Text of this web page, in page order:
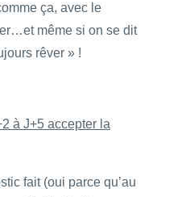
ça, avec le
même si on se dit
rêver » !
à J+5 accepter la
fait (oui parce qu’au